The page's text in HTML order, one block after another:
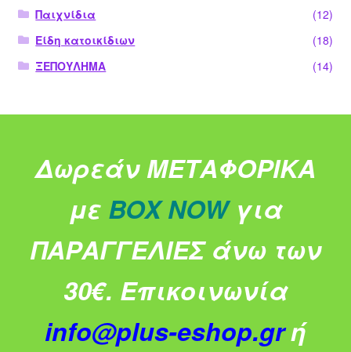
Παιχνίδια
(12)
Είδη κατοικίδιων
(18)
ΞΕΠΟΥΛΗΜΑ
(14)
Δωρεάν ΜΕΤΑΦΟΡΙΚΑ
με BOX NOW για
ΠΑΡΑΓΓΕΛΙΕΣ άνω των
30€. Επικοινωνία
info@plus-eshop.grή